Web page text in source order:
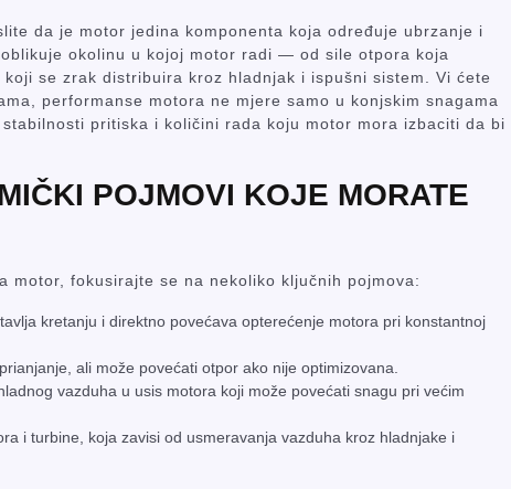
da je motor jedina komponenta koja određuje ubrzanje i
oblikuje okolinu u kojoj motor radi — od sile otpora koja
se zrak distribuira kroz hladnjak i ispušni sistem. Vi ćete
performanse motora ne mjere samo u konjskim snagama
pritiska i količini rada koju motor mora izbaciti da bi
POJMOVI KOJE MORATE
motor, fokusirajte se na nekoliko ključnih pojmova:
kretanju i direktno povećava opterećenje motora pri konstantnoj
ali može povećati otpor ako nije optimizovana.
vazduha u usis motora koji može povećati snagu pri većim
i turbine, koja zavisi od usmeravanja vazduha kroz hladnjake i